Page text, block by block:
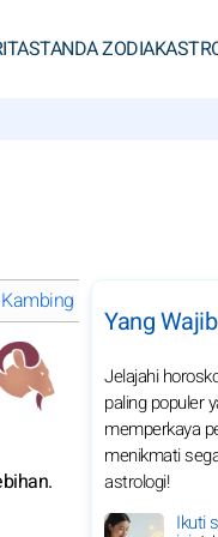
TANDA ZODIAK
di tahun 2030
Yang
Jelajahi
paling populer
memperkaya
menikmati
astrologi!
Ikuti